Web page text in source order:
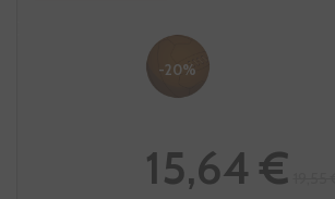
-20%
15,64 €